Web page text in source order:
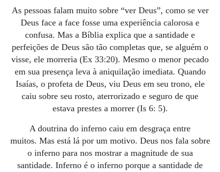
As pessoas falam muito sobre “ver Deus”, como se ver
Deus face a face fosse uma experiência calorosa e
confusa. Mas a Bíblia explica que a santidade e
perfeições de Deus são tão completas que, se alguém o
visse, ele morreria (Ex 33:20). Mesmo o menor pecado
em sua presença leva à aniquilação imediata. Quando
Isaías, o profeta de Deus, viu Deus em seu trono, ele
caiu sobre seu rosto, aterrorizado e seguro de que
estava prestes a morrer (Is 6: 5).
A doutrina do inferno caiu em desgraça entre
muitos. Mas está lá por um motivo. Deus nos fala sobre
o inferno para nos mostrar a magnitude de sua
santidade. Inferno é o inferno porque a santidade de